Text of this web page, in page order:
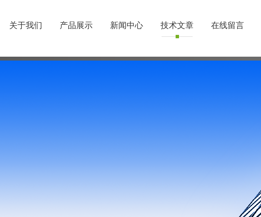
关于我们 产品展示 新闻中心 技术文章 在线留言